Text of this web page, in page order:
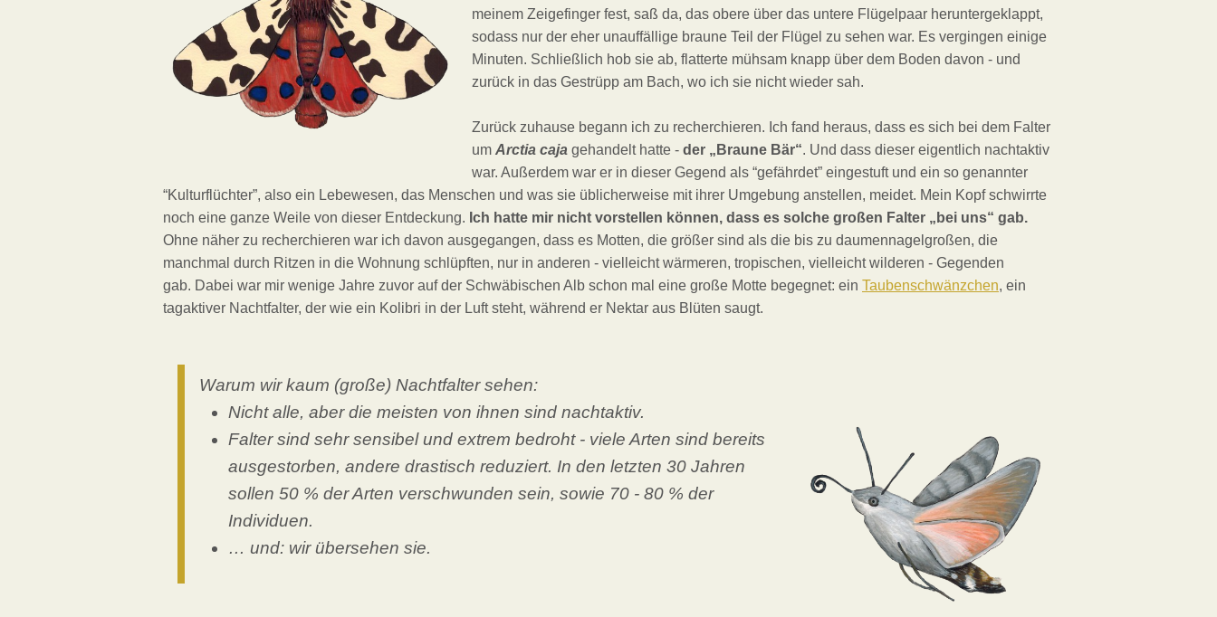
meinem Zeigefinger fest, saß da, das obere über das untere Flügelpaar heruntergeklappt,
sodass nur der eher unauffällige braune Teil der Flügel zu sehen war. Es vergingen einige
Minuten. Schließlich hob sie ab, flatterte mühsam knapp über dem Boden davon - und
zurück in das Gestrüpp am Bach, wo ich sie nicht wieder sah.
Zurück zuhause begann ich zu recherchieren. Ich fand heraus, dass es sich bei dem Falter
um Arctia cajagehandelt hatte - der „Braune Bär“. Und dass dieser eigentlich nachtaktiv
war. Außerdem war er in dieser Gegend als “gefährdet” eingestuft und ein so genannter
“Kulturflüchter”, also ein Lebewesen, das Menschen und was sie üblicherweise mit ihrer Umgebung anstellen, meidet. Mein Kopf schwirrte
noch eine ganze Weile von dieser Entdeckung. Ich hatte mir nicht vorstellen können, dass es solche großen Falter „bei uns“ gab.
Ohne näher zu recherchieren war ich davon ausgegangen, dass es Motten, die größer sind als die bis zu daumennagelgroßen, die
manchmal durch Ritzen in die Wohnung schlüpften, nur in anderen - vielleicht wärmeren, tropischen, vielleicht wilderen - Gegenden
gab. Dabei war mir wenige Jahre zuvor auf der Schwäbischen Alb schon mal eine große Motte begegnet: ein Taubenschwänzchen, ein
tagaktiver Nachtfalter, der wie ein Kolibri in der Luft steht, während er Nektar aus Blüten saugt.
Warum wir kaum (große) Nachtfalter sehen:
Nicht alle, aber die meisten von ihnen sind nachtaktiv.
Falter sind sehr sensibel und extrem bedroht - viele Arten sind bereits
ausgestorben, andere drastisch reduziert. In den letzten 30 Jahren
sollen 50 % der Arten verschwunden sein, sowie 70 - 80 % der
Individuen.
… und: wir übersehen sie.